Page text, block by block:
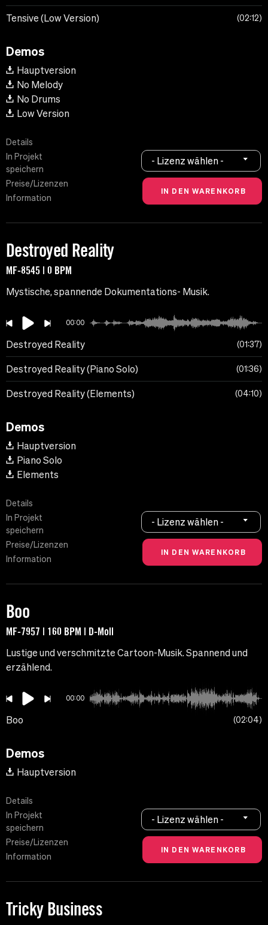
Tensive (Low Version) 02:12
Demos
Hauptversion
No Melody
No Drums
Low Version
Details
In Projekt
speichern
Preise/Lizenzen
Information
- Lizenz wählen -
Destroyed Reality
MF-8545 | 0 BPM
Mystische, spannende Dokumentations- Musik.
00:00
Destroyed Reality 01:37
Destroyed Reality (Piano Solo) 01:36
Destroyed Reality (Elements) 04:10
Demos
Hauptversion
Piano Solo
Elements
Details
In Projekt
speichern
Preise/Lizenzen
Information
- Lizenz wählen -
Boo
MF-7957 | 160 BPM | D-Moll
Lustige und verschmitzte Cartoon-Musik. Spannend und
erzählend.
00:00
Boo 02:04
Demos
Hauptversion
Details
In Projekt
speichern
Preise/Lizenzen
Information
- Lizenz wählen -
Tricky Business